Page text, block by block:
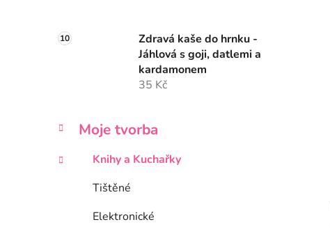
Zdravá kaše do hrnku -
Jáhlová s goji, datlemi a
kardamonem
35 Kč
Přeskočit
kategorie
K
a
e
Moje tvorba
Knihy a Kuchařky
Tištěné
Elektronické